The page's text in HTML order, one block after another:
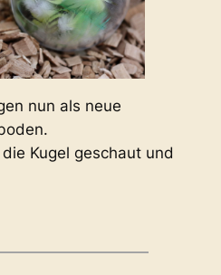
nun als neue
Kugel geschaut und